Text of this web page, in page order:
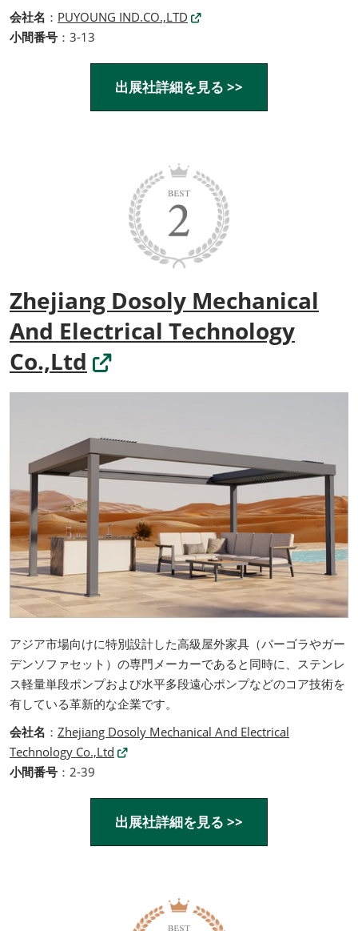
会社名 ： PUYOUNG IND.CO.,LTD
小間番号 ：3-13
出展社詳細を見る >>
Zhejiang Dosoly Mechanical
And Electrical Technology
Co.,Ltd
アジア市場向けに特別設計した高級屋外家具（パーゴラやガー
デンソファセット）の専門メーカーであると同時に、ステンレ
ス軽量単段ポンプおよび水平多段遠心ポンプなどのコア技術を
有している革新的な企業です。
会社名 ： Zhejiang Dosoly Mechanical And Electrical
Technology Co.,Ltd
小間番号 ：2-39
出展社詳細を見る >>